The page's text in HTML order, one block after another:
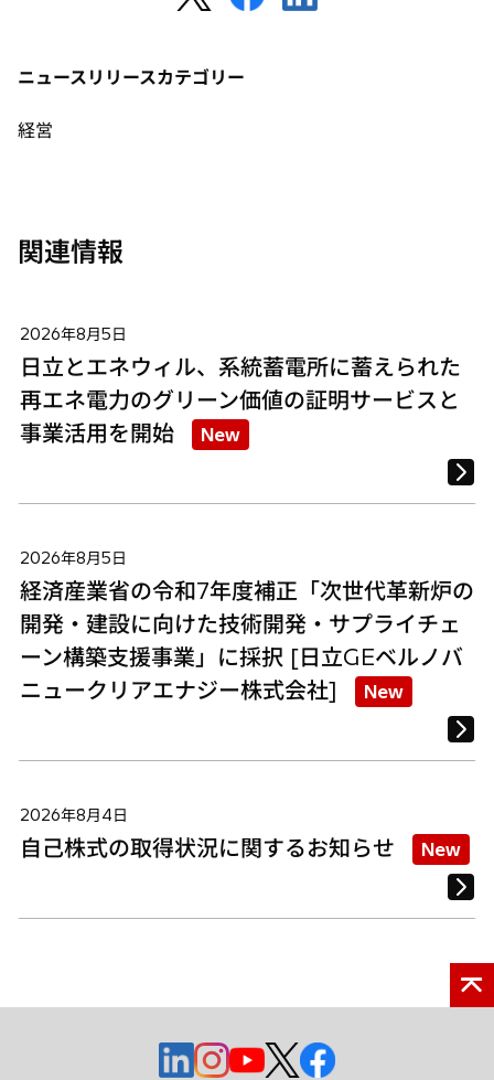
し
タ
し
ニュースリリースカテゴリー
経営
関連情報
2026年8月5日
日立とエネウィル、系統蓄電所に蓄えられた
再エネ電力のグリーン価値の証明サービスと
事業活用を開始
New
2026年8月5日
経済産業省の令和7年度補正「次世代革新炉の
開発・建設に向けた技術開発・サプライチェ
ーン構築支援事業」に採択 [日立GEベルノバ
ニュークリアエナジー株式会社]
New
2026年8月4日
自己株式の取得状況に関するお知らせ New
新
新
新
新
新